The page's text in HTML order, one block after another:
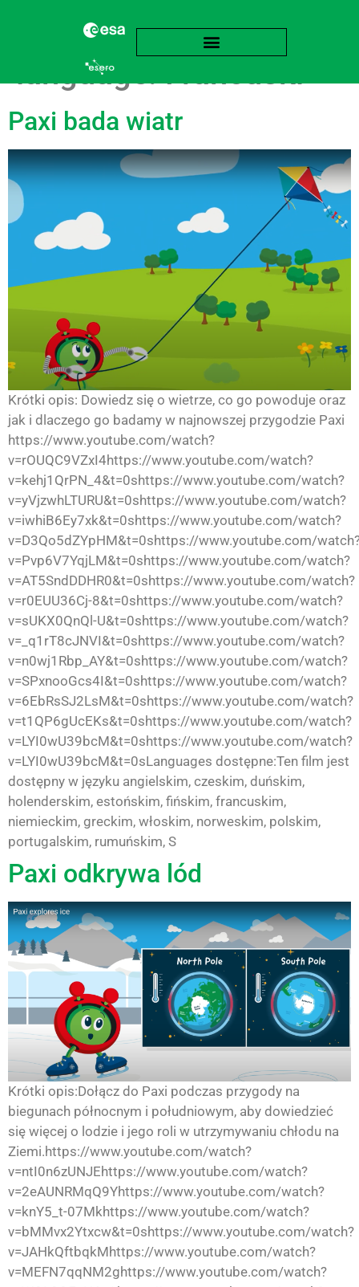
language:Francuski
Paxi bada wiatr
Krótki opis: Dowiedz się o wietrze, co go powoduje oraz
jak i dlaczego go badamy w najnowszej przygodzie Paxi
https://www.youtube.com/watch?
v=rOUQC9VZxI4https://www.youtube.com/watch?
v=kehj1QrPN_4&t=0shttps://www.youtube.com/watch?
v=yVjzwhLTURU&t=0shttps://www.youtube.com/watch?
v=iwhiB6Ey7xk&t=0shttps://www.youtube.com/watch?
v=D3Qo5dZYpHM&t=0shttps://www.youtube.com/
v=Pvp6V7YqjLM&t=0shttps://www.youtube.com/watch?
v=AT5SndDDHR0&t=0shttps://www.youtube.com/watch?
v=r0EUU36Cj-8&t=0shttps://www.youtube.com/watch?
v=sUKX0QnQl-U&t=0shttps://www.youtube.com/watch?
v=_q1rT8cJNVI&t=0shttps://www.youtube.com/watch?
v=n0wj1Rbp_AY&t=0shttps://www.youtube.com/watch?
v=SPxnooGcs4I&t=0shttps://www.youtube.com/watch?
v=6EbRsSJ2LsM&t=0shttps://www.youtube.com/watch?
v=t1QP6gUcEKs&t=0shttps://www.youtube.com/watch?
v=LYI0wU39bcM&t=0shttps://www.youtube.com/watch?
v=LYI0wU39bcM&t=0sLanguages dostępne:Ten film jest
dostępny w języku angielskim, czeskim, duńskim,
holenderskim, estońskim, fińskim, francuskim,
niemieckim, greckim, włoskim, norweskim, polskim,
portugalskim, rumuńskim, S
Paxi odkrywa lód
Krótki opis:Dołącz do Paxi podczas przygody na
biegunach północnym i południowym, aby dowiedzieć
się więcej o lodzie i jego roli w utrzymywaniu chłodu na
Ziemi.https://www.youtube.com/watch?
v=ntI0n6zUNJEhttps://www.youtube.com/watch?
v=2eAUNRMqQ9Yhttps://www.youtube.com/watch?
v=knY5_t-07Mkhttps://www.youtube.com/watch?
v=bMMvx2Ytxcw&t=0shttps://www.youtube.com/watch?
v=JAHkQftbqkMhttps://www.youtube.com/watch?
v=MEFN7qqNM2ghttps://www.youtube.com/watch?